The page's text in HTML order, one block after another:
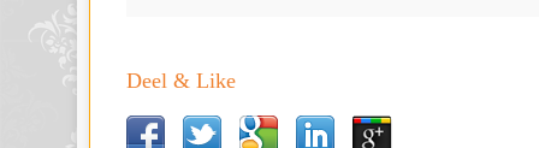
Deel & Like